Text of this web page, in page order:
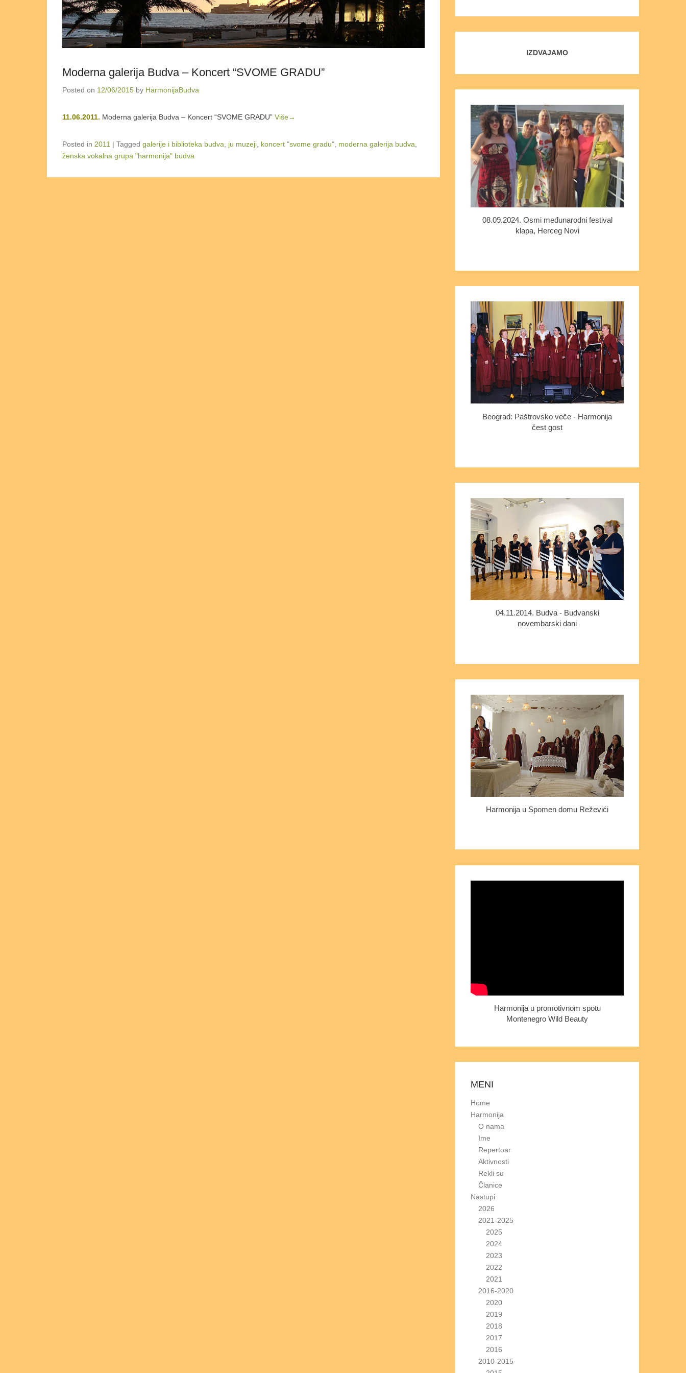
Moderna galerija Budva – Koncert “SVOME GRADU”
Posted on 12/06/2015 by HarmonijaBudva
11.06.2011. Moderna galerija Budva – Koncert “SVOME GRADU” Više→
Posted in 2011 | Tagged galerije i biblioteka budva ju muzeji koncert "svome gradu" moderna galerija budva
ženska vokalna grupa "harmonija" budva
IZDVAJAMO
08.09.2024. Osmi međunarodni festival
klapa, Herceg Novi
Beograd: Paštrovsko veče - Harmonija
čest gost
04.11.2014. Budva - Budvanski
novembarski dani
Harmonija u Spomen domu Reževići
Harmonija u promotivnom spotu
Montenegro Wild Beauty
MENI
Home
Harmonija
O nama
Ime
Repertoar
Aktivnosti
Rekli su
Članice
Nastupi
2026
2021-2025
2025
2024
2023
2022
2021
2016-2020
2020
2019
2018
2017
2016
2010-2015